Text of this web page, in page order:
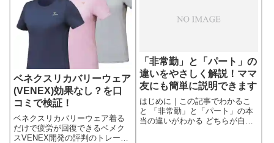
ド加湿器の１万円...
ベネクスリカバリーウェア
(VENEX)効果なし？を口
コミで検証！
ベネクスリカバリーウェア着る
だけで疲労が回復できるベメク
スVENEX開発の評判のトレーニ
「非常勤」と「パート」の
違いをやさしく解説！ママ
友にも簡単に説明できます
はじめに｜この記事でわかるこ
と 「非常勤」と「パート」の本
当の違いがわかる どちらが自分